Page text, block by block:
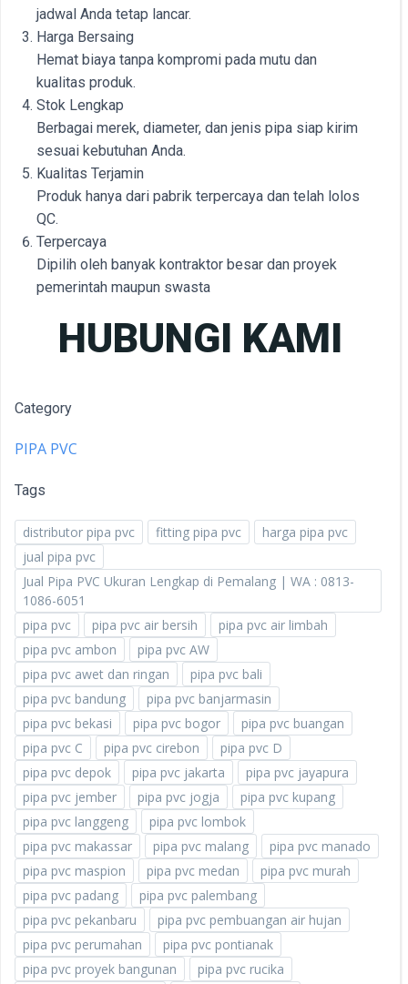
jadwal Anda tetap lancar.
Harga Bersaing
Hemat biaya tanpa kompromi pada mutu dan
kualitas produk.
Stok Lengkap
Berbagai merek, diameter, dan jenis pipa siap kirim
sesuai kebutuhan Anda.
Kualitas Terjamin
Produk hanya dari pabrik terpercaya dan telah lolos
QC.
Terpercaya
Dipilih oleh banyak kontraktor besar dan proyek
pemerintah maupun swasta
HUBUNGI KAMI
Category
PIPA PVC
Tags
distributor pipa pvc fitting pipa pvc
harga pipa pvc
jual pipa pvc
Jual Pipa PVC Ukuran Lengkap di Pemalang | WA : 0813-
1086-6051
pipa pvc
pipa pvc air bersih
pipa pvc air limbah
pipa pvc ambon
pipa pvc AW
pipa pvc awet dan ringan
pipa pvc bali
pipa pvc bandung
pipa pvc banjarmasin
pipa pvc bekasi
pipa pvc bogor
pipa pvc buangan
pipa pvc C
pipa pvc cirebon
pipa pvc D
pipa pvc depok
pipa pvc jakarta
pipa pvc jayapura
pipa pvc jember
pipa pvc jogja
pipa pvc kupang
pipa pvc langgeng
pipa pvc lombok
pipa pvc makassar
pipa pvc malang
pipa pvc manado
pipa pvc maspion
pipa pvc medan
pipa pvc murah
pipa pvc padang
pipa pvc palembang
pipa pvc pekanbaru
pipa pvc pembuangan air hujan
pipa pvc perumahan
pipa pvc pontianak
pipa pvc proyek bangunan
pipa pvc rucika